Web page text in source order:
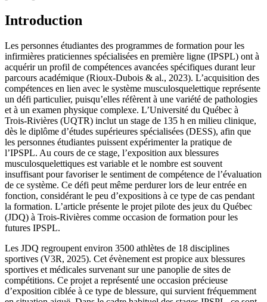
Introduction
Les personnes étudiantes des programmes de formation pour les
infirmières praticiennes spécialisées en première ligne (IPSPL) ont à
acquérir un profil de compétences avancées spécifiques durant leur
parcours académique (Rioux-Dubois & al., 2023). L’acquisition des
compétences en lien avec le système musculosquelettique représente
un défi particulier, puisqu’elles réfèrent à une variété de pathologies
et à un examen physique complexe. L’Université du Québec à
Trois-Rivières (UQTR) inclut un stage de 135 h en milieu clinique,
dès le diplôme d’études supérieures spécialisées (DESS), afin que
les personnes étudiantes puissent expérimenter la pratique de
l’IPSPL. Au cours de ce stage, l’exposition aux blessures
musculosquelettiques est variable et le nombre est souvent
insuffisant pour favoriser le sentiment de compétence de l’évaluation
de ce système. Ce défi peut même perdurer lors de leur entrée en
fonction, considérant le peu d’expositions à ce type de cas pendant
la formation. L’article présente le projet pilote des jeux du Québec
(JDQ) à Trois-Rivières comme occasion de formation pour les
futures IPSPL.
Les JDQ regroupent environ 3500 athlètes de 18 disciplines
sportives (V3R, 2025). Cet évènement est propice aux blessures
sportives et médicales survenant sur une panoplie de sites de
compétitions. Ce projet a représenté une occasion précieuse
d’exposition ciblée à ce type de blessure, qui survient fréquemment